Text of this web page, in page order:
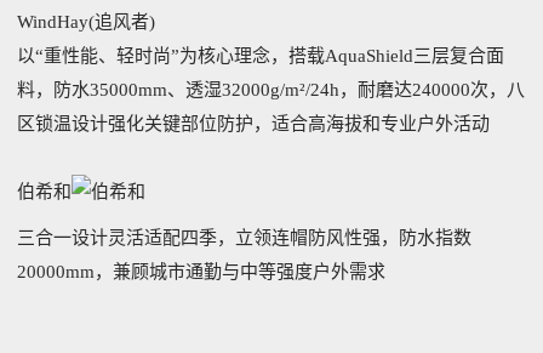
‌WindHay(追风者)‌
以“重性能、轻时尚”为核心理念，搭载AquaShield三层复合面
料，防水35000mm、透湿32000g/m²/24h，耐磨达240000次，八
区锁温设计强化关键部位防护，适合高海拔和专业户外活动‌
‌伯希和‌
三合一设计灵活适配四季，立领连帽防风性强，防水指数
20000mm，兼顾城市通勤与中等强度户外需求‌